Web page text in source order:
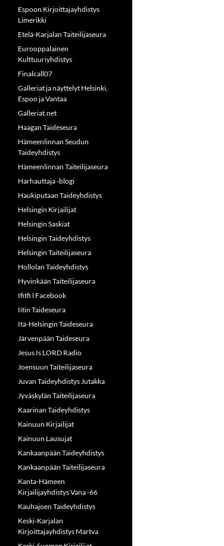
Espoon Kirjoittajayhdistys
Limerikki
Etelä-Karjalan Taiteilijaseura
Eurooppalainen
Kulttuuriyhdistys
Finalcall07
Galleriat ja näyttelyt Helsinki,
Espoo ja Vantaa
Galleriat.net
Haagan Taideseura
Hämeenlinnan Seudun
Taideyhdistys
Hämeenlinnan Taiteilijaseura
Harhauttaja -blogi
Haukiputaan Taideyhdistys
Helsingin Kirjailijat
Helsingin Saskiat
Helsingin Taideyhdistys
Helsingin Taiteilijaseura
Hollolan Taideyhdistys
Hyvinkään Taiteilijaseura
Ifitfi l Facebook
Iitin Taideseura
Itä-Helsingin Taideseura
Järvenpään Taideseura
Jesus Is LORD Radio
Joensuun Taiteilijaseura
Juvan Taideyhdistys Jutakka
Jyväskylän Taiteilijaseura
Kaarinan Taideyhdistys
Kainuun Kirjailijat
Kainuun Lausujat
Kankaanpään Taideyhdistys
Kankaanpään Taiteilijaseura
Kanta-Hämeen
Kirjailijayhdistys Vana -66
Kauhajoen Taideyhdistys
Keski-Karjalan
Kirjoittajayhdistys Martva